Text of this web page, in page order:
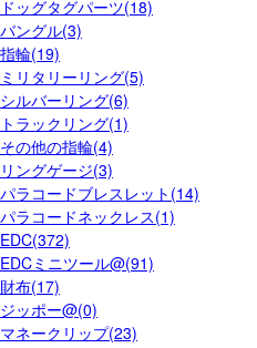
ドッグタグパーツ(18)
バングル(3)
指輪(19)
ミリタリーリング(5)
シルバーリング(6)
トラックリング(1)
その他の指輪(4)
リングゲージ(3)
パラコードブレスレット(14)
パラコードネックレス(1)
EDC(372)
EDCミニツール@(91)
財布(17)
ジッポー@(0)
マネークリップ(23)